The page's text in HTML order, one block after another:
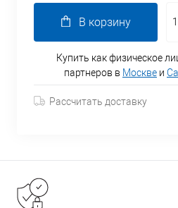
В корзину
Купить как физическое
партнеров в Москве и
Рассчитать доставку